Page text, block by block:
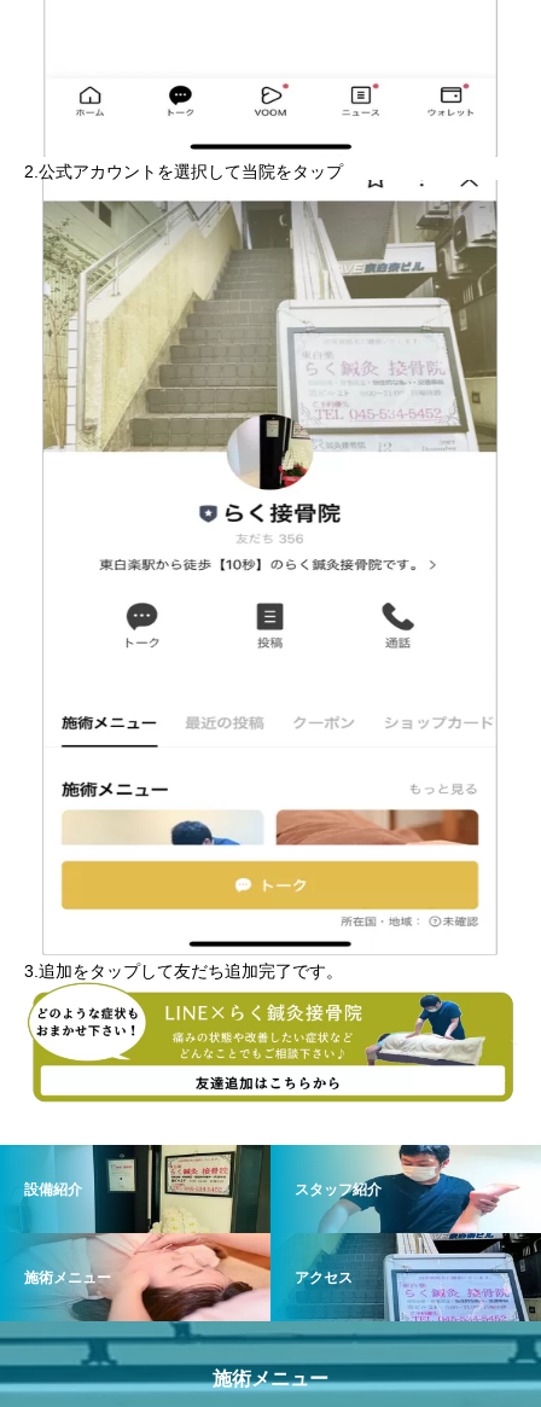
2.公式アカウントを選択して当院をタップ
3.追加をタップして友だち追加完了です。
設備紹介 スタッフ紹介
施術メニュー アクセス
施術メニュー